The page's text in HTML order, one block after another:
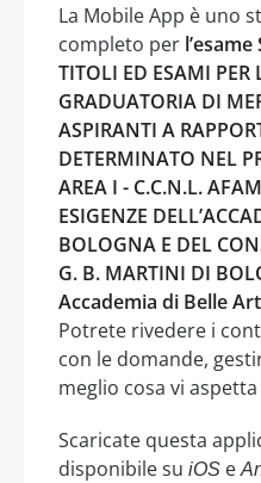
La Mobile App è uno
completo per l’esame
TITOLI ED ESAMI
GRADUATORIA DI
ASPIRANTI A
DETERMINATO NEL
AREA I - C.C.N.L.
ESIGENZE
BOLOGNA E DEL
G. B. MARTINI DI
Accademia di Belle
Potrete rivedere i
con le domande,
meglio cosa vi
Scaricate questa
disponibile su iOS e